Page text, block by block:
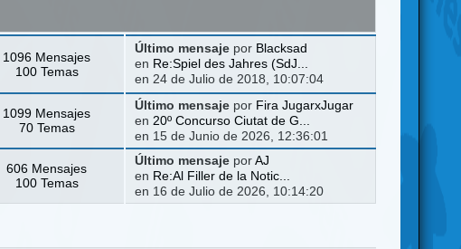
1096 Mensajes
100 Temas
Último mensajepor Blacksad
en Re:Spiel des Jahres (SdJ...
en 24 de Julio de 2018, 10:07:04
1099 Mensajes
70 Temas
Último mensajepor Fira JugarxJugar
en 20º Concurso Ciutat de G...
en 15 de Junio de 2026, 12:36:01
606 Mensajes
100 Temas
Último mensajepor AJ
en Re:Al Filler de la Notic...
en 16 de Julio de 2026, 10:14:20